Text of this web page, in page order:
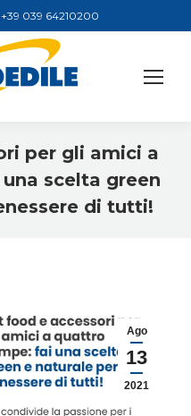
+39 039 64210200
per gli amici a
scelta green
di tutti!
Ago
13
2021